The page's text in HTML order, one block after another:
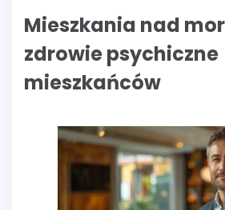
Mieszkania nad
zdrowie psychiczne
mieszkańców